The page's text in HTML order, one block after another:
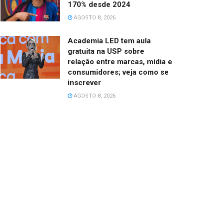
170% desde 2024
AGOSTO 8, 2026
Academia LED tem aula
gratuita na USP sobre
relação entre marcas, mídia e
consumidores; veja como se
inscrever
AGOSTO 8, 2026